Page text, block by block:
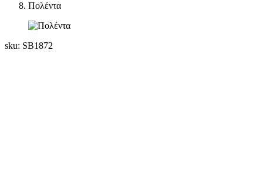
Πολέντα
sku: SB1872